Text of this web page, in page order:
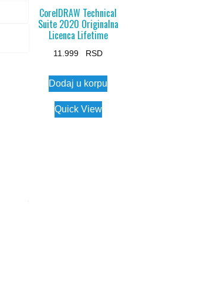
CorelDRAW Technical
Suite 2020 Originalna
Licenca Lifetime
11.999
Dodaj u korpu
Quick View